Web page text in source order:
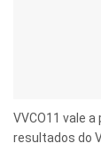
VVCO11 vale
resultados do